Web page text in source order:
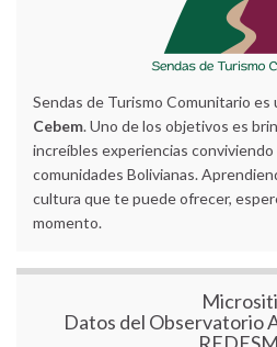
Sendas de Turismo Comunitario
Cebem. Uno de los objetivos es
increíbles experiencias conviviendo
comunidades Bolivianas.
cultura que te puede ofrecer,
momento.
Datos del Observatorio